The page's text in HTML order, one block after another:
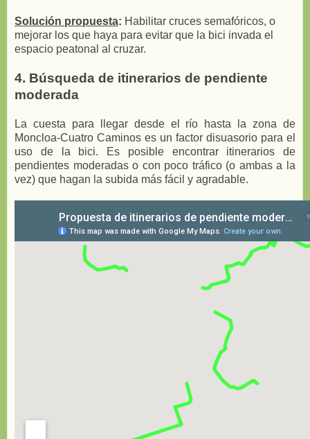
Solución propuesta: Habilitar cruces semafóricos, o
mejorar los que haya para evitar que la bici invada el
espacio peatonal al cruzar.
4. Búsqueda de itinerarios de pendiente
moderada
La cuesta para llegar desde el río hasta la zona de
Moncloa-Cuatro Caminos es un factor disuasorio para el
uso de la bici. Es posible encontrar itinerarios de
pendientes moderadas o con poco tráfico (o ambas a la
vez) que hagan la subida más fácil y agradable.